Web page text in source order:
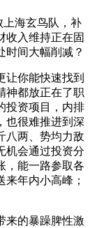
海玄鸟队，补
收入维持正在固
时间大幅削减？
你能快速找到
神都放正在了职
投资项目，内排
也很难推进到深
八两、势均力敌
机会通过投资分
，能一路参取各
年内小高峰；
的暴躁脾性激